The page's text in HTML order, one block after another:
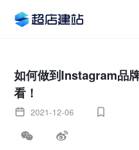
如何做到Instagram品
看！
2021-12-06